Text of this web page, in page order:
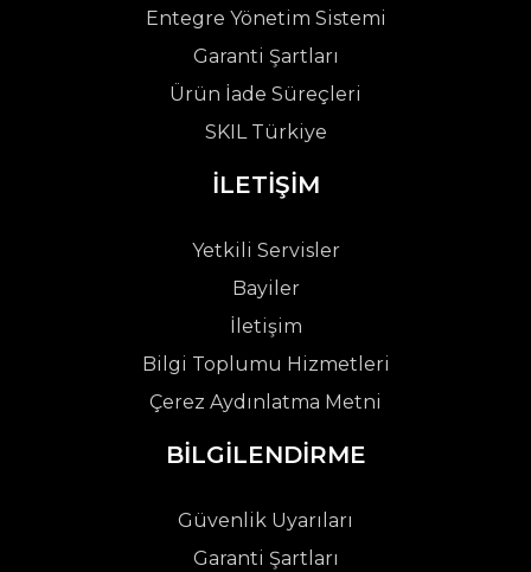
Entegre Yönetim Sistemi
Garanti Şartları
Ürün İade Süreçleri
SKIL Türkiye
İLETİŞİM
Yetkili Servisler
Bayiler
İletişim
Bilgi Toplumu Hizmetleri
Çerez Aydınlatma Metni
BİLGİLENDİRME
Güvenlik Uyarıları
Garanti Şartları